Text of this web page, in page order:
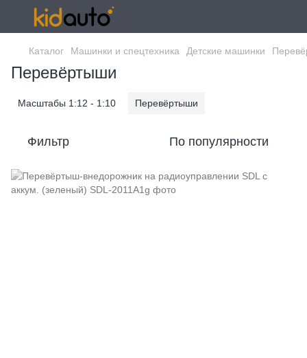
Каталог Машинки и спецтехника Детские машинки
Перевёртыши
Масштабы 1:12 - 1:10 Перевёртыши
Фильтр По популярности